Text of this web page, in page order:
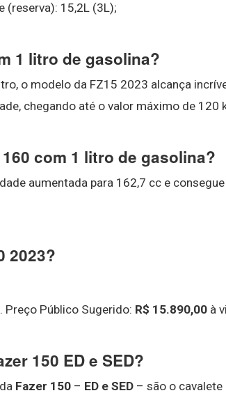
(reserva): 15,2L (3L);
1 litro de gasolina?
o modelo da FZ15 2023 alcança
chegando até o valor máximo de 120
com 1 litro de gasolina?
aumentada para 162,7 cc e
2023?
Preço Público Sugerido: R$ 15.890,00 à
150 ED e SED?
Fazer 150 – ED e SED – são o